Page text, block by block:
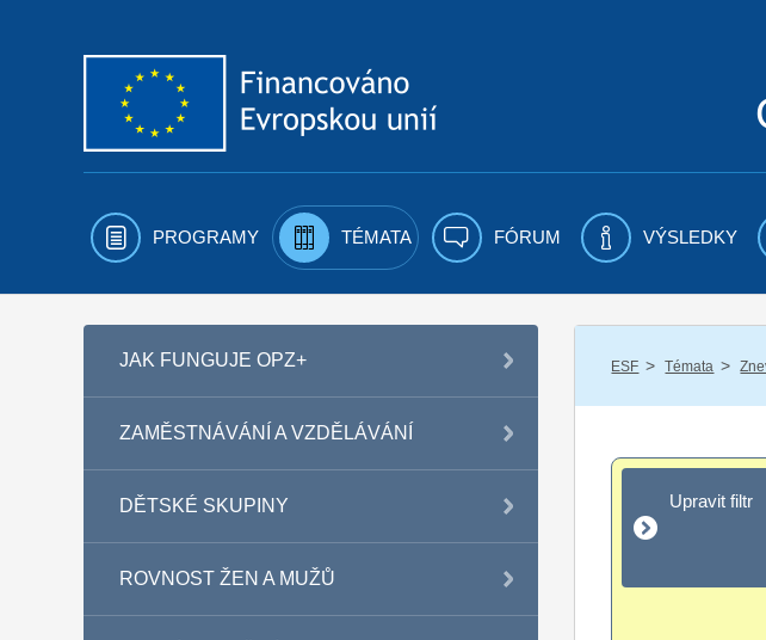
PROGRAMY TÉMATA FÓRUM VÝSLEDKY
JAK FUNGUJE OPZ+
ZAMĚSTNÁVÁNÍ A VZDĚLÁVÁNÍ
DĚTSKÉ SKUPINY
ROVNOST ŽEN A MUŽŮ
ESF / Témata /
Upravit filtr
Upravit filtr